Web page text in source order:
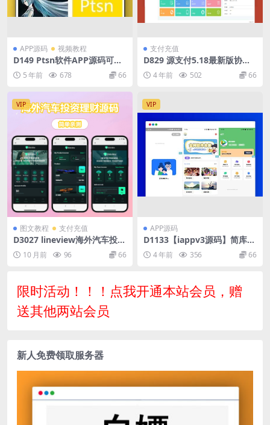
APP源码 视频教程
D149 Ptsn软件APP源码可当
图文或壁纸软件
5 年前 678 66
支付充值
D829 源支付5.18最新版协议
去授权全套三端开源源码_客户
端+云端+监控+协议三网免挂
免输入（全套版）
4 年前 502 66
VIP
图文教程 支付充值
D3027 lineview海外汽车投资
理财源码/前端html+后端PHP
10 月前 96 66
VIP
APP源码
D1133【iappv3源码】简库软
件库工具箱综合源码
4 年前 356 66
限时活动！！！点我开通本站会员，赠
送其他两站会员
新人免费领取服务器